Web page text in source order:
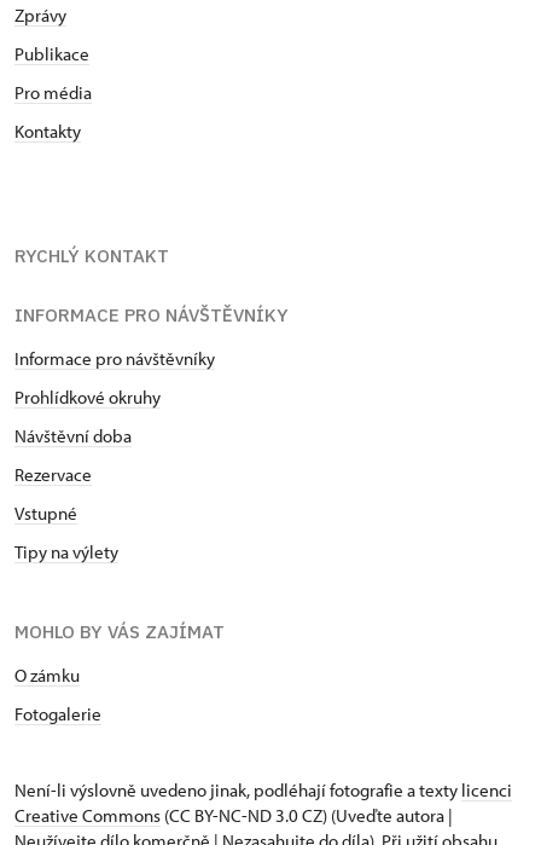
Zprávy
Publikace
Pro média
Kontakty
RYCHLÝ KONTAKT
INFORMACE PRO NÁVŠTĚVNÍKY
Informace pro návštěvníky
Prohlídkové okruhy
Návštěvní doba
Rezervace
Vstupné
Tipy na výlety
MOHLO BY VÁS ZAJÍMAT
O zámku
Fotogalerie
Není-li výslovně uvedeno jinak, podléhají fotografie a texty licenci
Creative Commons (CC BY-NC-ND 3.0 CZ) (Uveďte autora |